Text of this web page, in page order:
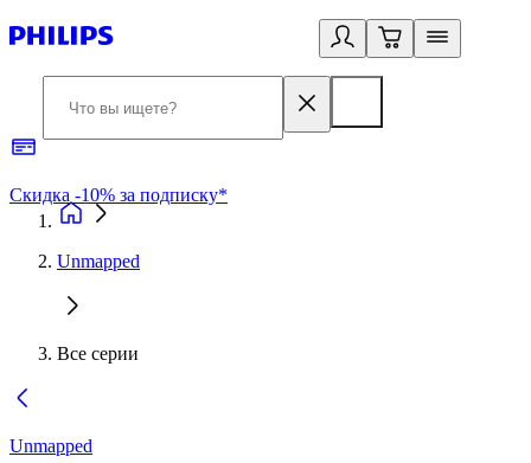
Скидка -10% за подписку*
Unmapped
Все серии
Unmapped